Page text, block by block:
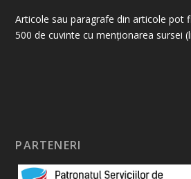
Articole sau paragrafe din articole pot
500 de cuvinte cu menționarea sursei
PARTENERI